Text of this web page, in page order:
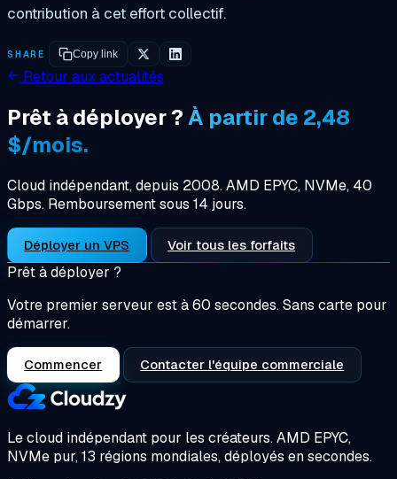
contribution à cet effort collectif.
SHARE Copy link
Retour aux actualités
Prêt à déployer ?À partir de 2,48
$/mois.
Cloud indépendant, depuis 2008. AMD EPYC, NVMe, 40
Gbps. Remboursement sous 14 jours.
Déployer un VPS Voir tous les forfaits
Prêt à déployer ?
Votre premier serveur est à 60 secondes. Sans carte pour
démarrer.
Commencer Contacter l'équipe commerciale
Le cloud indépendant pour les créateurs.AMD EPYC,
NVMe pur, 13 régions mondiales, déployés en secondes.